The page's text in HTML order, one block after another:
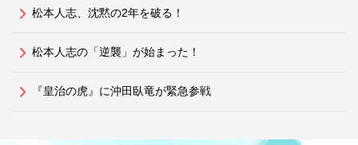
松本人志、沈黙の2年を破る！
松本人志の「逆襲」が始まった！
『皇治の虎』に沖田臥竜が緊急参戦